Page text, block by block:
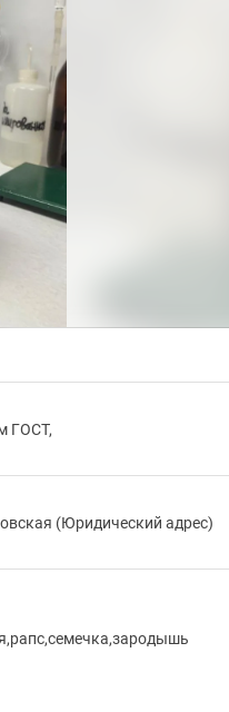
ГОСТ,
(Юридический адрес)